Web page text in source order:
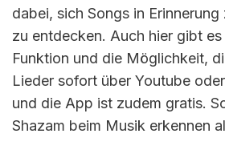
dabei, sich Songs in
zu entdecken. Auch hier gibt
Funktion und die Möglichkeit,
Lieder sofort über Youtube
und die App ist zudem gratis.
Shazam beim Musik erkennen